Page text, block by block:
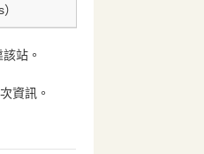
站。
資訊。